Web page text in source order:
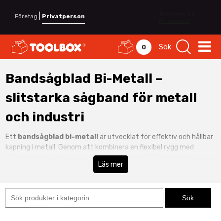
Företag Privatperson
0 Sök
Bandsågblad Bi-Metall –
slitstarka sågband för metall
och industri
Ett bandsågblad bi-metall är utvecklat för effektiv och hållbar
kapning i metall. Genom att kombinera en flexibel rygg med
slitstarka tänder i exempelvisM42 snabbstål
som klarar både höga belastningar och
Våra bandsågsblad för metall
är anpassade för verkstad,
industri och professionell produktion. De lämpar sig för kapning av
Läs mer